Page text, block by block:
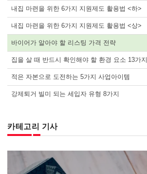
내집 마련을 위한 6가지 지원제도 활용법 <하>
내집 마련을 위한 6가지 지원제도 활용법 <상>
바이어가 알아야 할 리스팅 가격 전략
집을 살 때 반드시 확인해야 할 환경 요소 13가지
적은 자본으로 도전하는 5가지 사업아이템
강제퇴거 빌미 되는 세입자 유형 8가지
카테고리 기사